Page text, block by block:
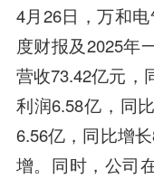
4月26日，万和
度财报及2025年
营收73.42亿元，
利润6.58亿，同
6.56亿，同比增
增。同时，公司